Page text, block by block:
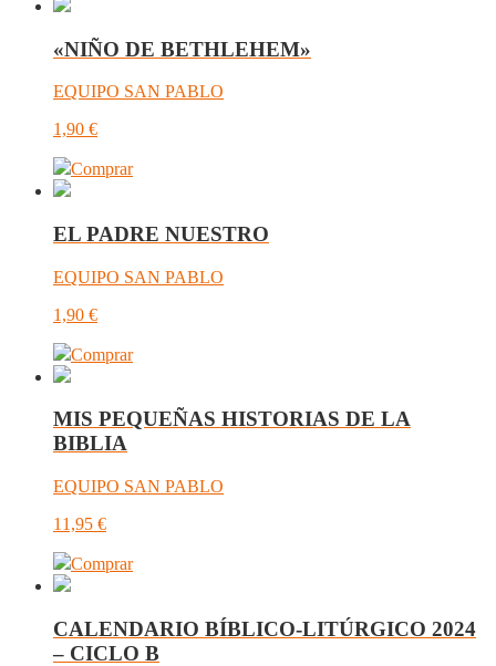
«NIÑO DE BETHLEHEM»
EQUIPO SAN PABLO
1,90 €
Comprar
EL PADRE NUESTRO
EQUIPO SAN PABLO
1,90 €
Comprar
MIS PEQUEÑAS HISTORIAS DE LA
BIBLIA
EQUIPO SAN PABLO
11,95 €
Comprar
CALENDARIO BÍBLICO-LITÚRGICO 2024
– CICLO B